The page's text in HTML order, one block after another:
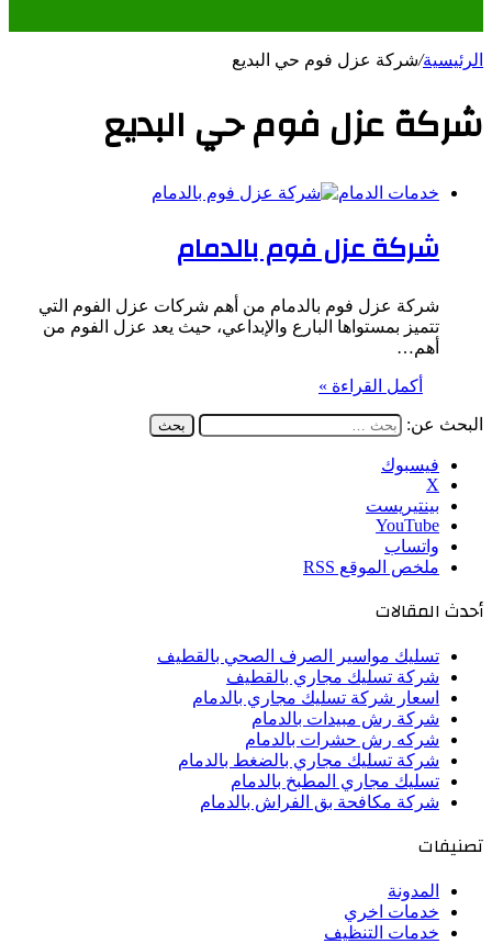
الرئيسية/شركة عزل فوم حي البديع
شركة عزل فوم حي البديع
خدمات الدمام
شركة عزل فوم بالدمام
شركة عزل فوم بالدمام من أهم شركات عزل الفوم التي
تتميز بمستواها البارع والإبداعي، حيث يعد عزل الفوم من
أهم…
أكمل القراءة »
البحث عن:
فيسبوك
‫X
بينتيريست
‫YouTube
واتساب
ملخص الموقع RSS
أحدث المقالات
تسليك مواسير الصرف الصحي بالقطيف
شركة تسليك مجاري بالقطيف
اسعار شركة تسليك مجاري بالدمام
شركة رش مبيدات بالدمام
شركه رش حشرات بالدمام
شركة تسليك مجاري بالضغط بالدمام
تسليك مجاري المطبخ بالدمام
شركة مكافحة بق الفراش بالدمام
تصنيفات
المدونة
خدمات اخري
خدمات التنظيف